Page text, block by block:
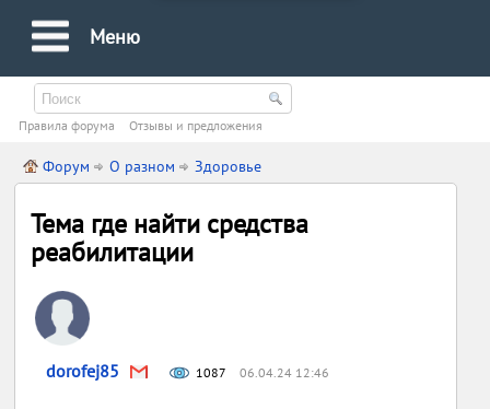
Меню
Правила форума Oтзывы и предложения
Форум О разном Здоровье
Тема где найти средства
реабилитации
dorofej85 1087 06.04.24 12:46